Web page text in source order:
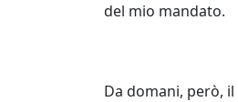
del mio mandato.
Da domani, però,